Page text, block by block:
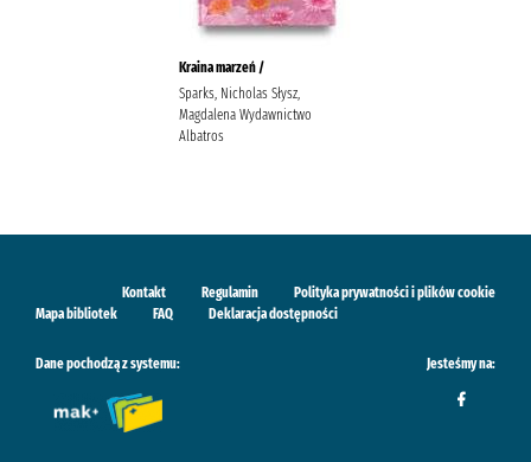
Kraina marzeń /
Sparks, Nicholas Słysz,
Magdalena Wydawnictwo
Albatros
Kontakt Regulamin
Polityka prywatności i plików cookie
Mapa bibliotek
FAQ Deklaracja dostępności
Dane pochodzą z systemu: Jesteśmy na: